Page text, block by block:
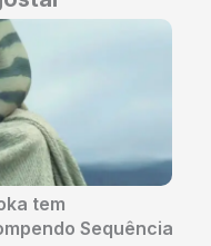
tem
Sequência